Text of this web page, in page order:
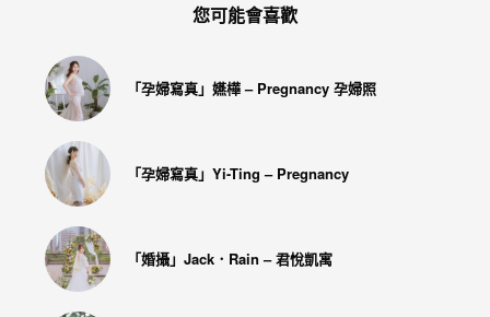
您可能會喜歡
「孕婦寫真」嬿樺 – Pregnancy 孕婦照
「孕婦寫真」Yi-Ting – Pregnancy
「婚攝」Jack．Rain – 君悅凱寓